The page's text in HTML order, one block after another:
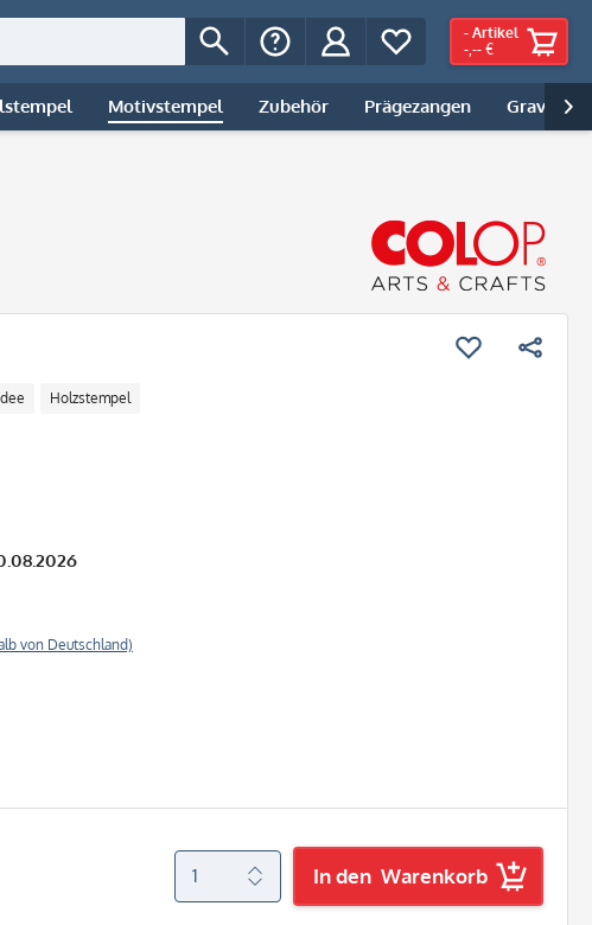
- Artikel
-,-- €
Motivstempel Zubehör Prägezangen Gravur |

Holzstempel
von Deutschland)
In den Warenkorb